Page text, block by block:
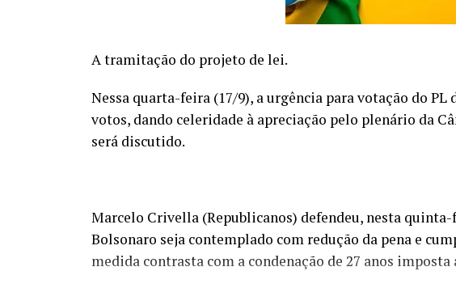
A tramitação do projeto de lei.
Nessa quarta-feira (17/9), a urgência para votação do
votos, dando celeridade à apreciação pelo plenário da
será discutido.
Marcelo Crivella (Republicanos) defendeu, nesta
Bolsonaro seja contemplado com redução da pena e
medida contrasta com a condenação de 27 anos